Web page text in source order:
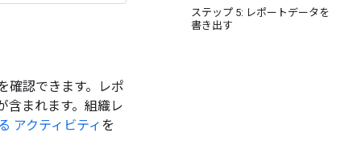
ステップ 5: レポートデータを
書き出す
確認できます。レポ
含まれます。組織レ
アクティビティ を